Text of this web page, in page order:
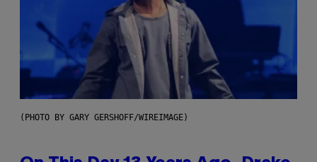
(PHOTO BY GARY GERSHOFF/WIREIMAGE)